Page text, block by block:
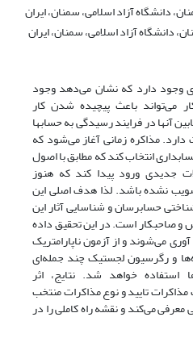
دانشگاه آزاد اسلامی، سمنان، ایران
دانشگاه آزاد اسلامی، سمنان، ایران
وجود دارد که نشان می‌دهد وجود
می‌تواند باعث پیچیده شدن کار
آنها در فرایند رسیدگی به حسابها
مذاکره زمانی آغاز می‌شود که
انتخاب کند که مطابق با اصول
جدیدی ورود پیدا کند که هنوز
نشده باشد. لذا هدف اصلی این
حسابرسان و شناسایی آثار این
صاحبکار است. در این تحقیق داده
می‌شوند و از آزمون ناپارامتریک
و رگرسیون لجستیک چند جمله‌ای
استفاده خواهد شد. نتایج، اثر
تایید و نوع مذاکرات منتخب
می‌کند و نقشه راه کاملی را در